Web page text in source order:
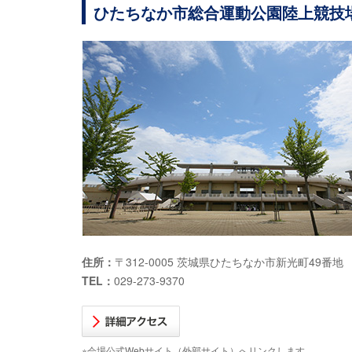
ひたちなか市総合運動公園陸上競技
住所： 〒312-0005 茨城県ひたちなか市新光町49番地
TEL： 029-273-9370